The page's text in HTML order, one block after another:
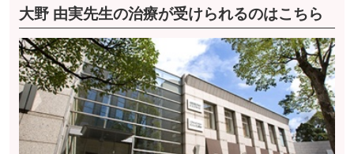
大野 由実先生の治療が受けられるのはこちら